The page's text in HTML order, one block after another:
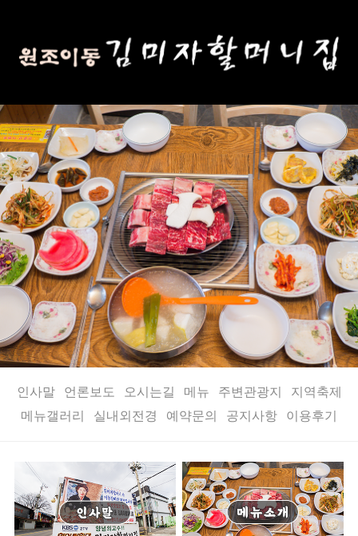
인사말 언론보도 오시는길 메뉴 주변관광지
지역축제
메뉴갤러리
실내외전경 예약문의 공지사항 이용후기